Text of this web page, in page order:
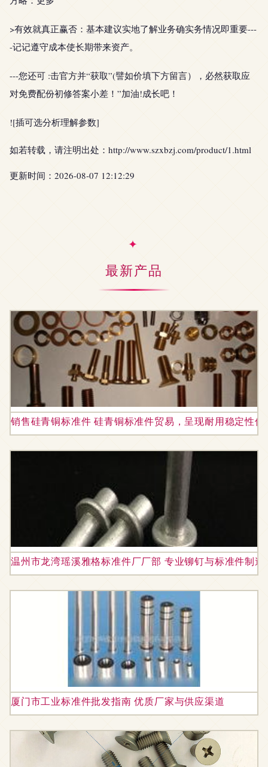
>有效就真正赢否：基本建议实地了解业务确实务情况即重要---
-记记遵守成本使长期带来资产。
---您还可 :击官方并“获取”(譬如价填下方留言），必然获取应
对免费配份初修答案小差！”加油!成长吧！
![插可选分析理解参数]
如若转载，请注明出处：http://www.szxbzj.com/product/1.html
更新时间：2026-08-07 12:12:29
最新产品
销售硅青铜标准件 硅青铜标准件贸易，呈现耐用稳定性
温州市龙湾瑶溪雅格标准件厂厂部 专业铆钉与标准件制
厦门市工业标准件批发指南 优质厂家与供应渠道